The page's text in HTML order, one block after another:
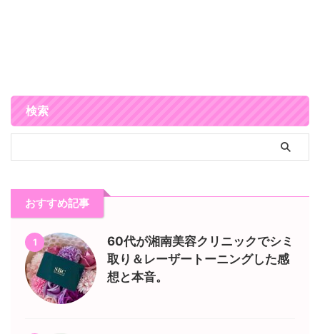
検索
おすすめ記事
1
60代が湘南美容クリニックでシミ
取り＆レーザートーニングした感
想と本音。